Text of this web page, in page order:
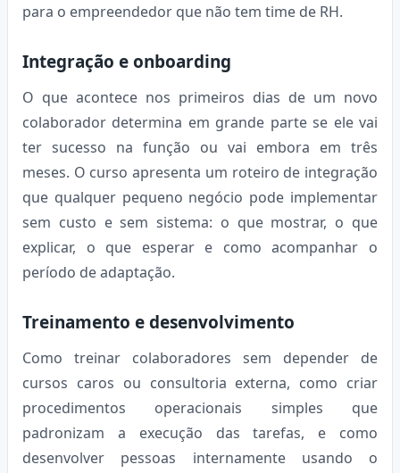
para o empreendedor que não tem time de RH.
Integração e onboarding
O que acontece nos primeiros dias de um novo
colaborador determina em grande parte se ele vai
ter sucesso na função ou vai embora em três
meses. O curso apresenta um roteiro de integração
que qualquer pequeno negócio pode implementar
sem custo e sem sistema: o que mostrar, o que
explicar, o que esperar e como acompanhar o
período de adaptação.
Treinamento e desenvolvimento
Como treinar colaboradores sem depender de
cursos caros ou consultoria externa, como criar
procedimentos operacionais simples que
padronizam a execução das tarefas, e como
desenvolver pessoas internamente usando o